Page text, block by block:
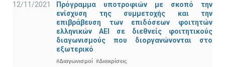
12/11/2021
Πρόγραμμα υποτροφιών με σκοπό την
ενίσχυση της συμμετοχής και την
επιβράβευση των επιδόσεων φοιτητών
ελληνικών ΑΕΙ σε διεθνείς φοιτητικούς
διαγωνισμούς που διοργανώνονται στο
εξωτερικό
#Διαγωνισμοί #Διακρίσεις